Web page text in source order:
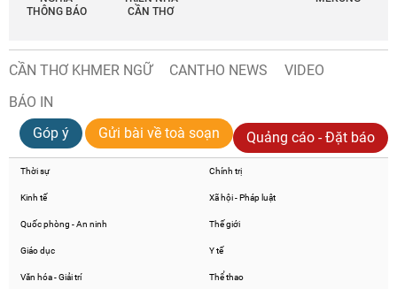
THÔNG BÁO
CẦN THƠ
CẦN THƠ KHMER NGỮ CANTHO NEWS
VIDEO
BÁO IN
Góp ý
Gửi bài về toà soạn Quảng cáo - Đặt báo
Thời sự Chính trị
Kinh tế Xã hội - Pháp luật
Quốc phòng - An ninh Thế giới
Giáo dục Y tế
Văn hóa - Giải trí Thể thao